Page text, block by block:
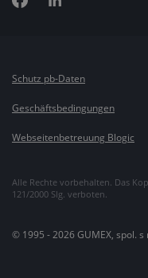
Alle Rechte vorbehalten. Das
121/2000 Slg. verboten.
Schutz pb-Daten
Geschäftsbedingungen
Webseitenbetreuung Blogic
© 1995 - 2026 GUMEX, spol. s